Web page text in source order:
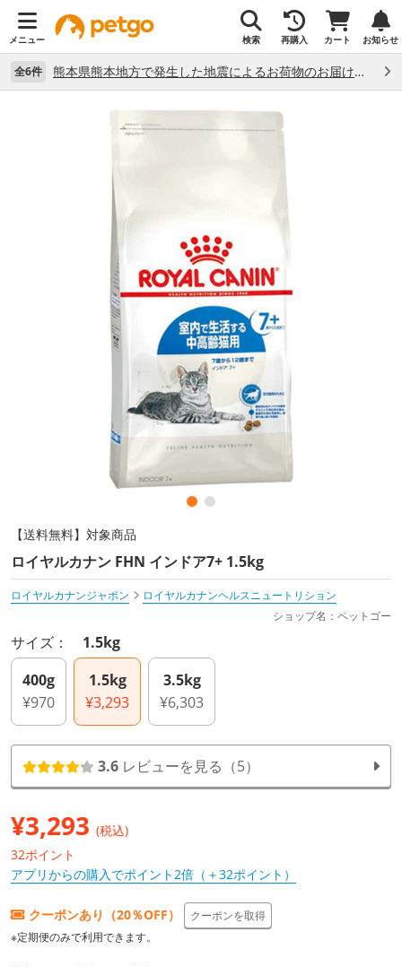
メニュー 検索 再購入 カート お知らせ
全6件 熊本県熊本地方で発生した地震によるお荷物のお届け状況について （7/28）
【送料無料】対象商品
ロイヤルカナン FHN インドア7+ 1.5kg
ロイヤルカナンジャポン
ロイヤルカナンヘルスニュートリション
ショップ名：ペットゴー
サイズ： 1.5kg
400g
¥970
1.5kg
¥3,293
3.5kg
¥6,303
3.6 レビューを見る（5）
¥3,293 (税込)
32ポイント
アプリからの購入でポイント2倍（＋32ポイント）
クーポンあり（20％OFF）
クーポンを取得
※定期便のみで利用できます。